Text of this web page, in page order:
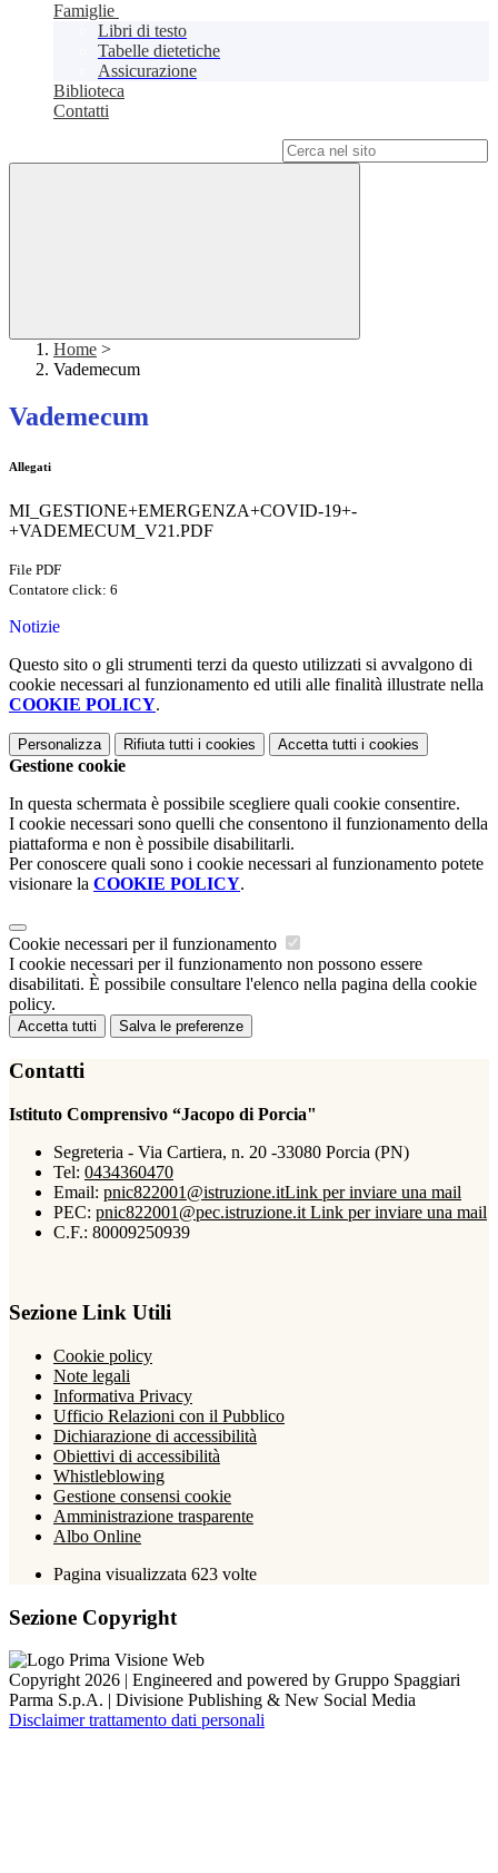
Famiglie
Libri di testo
Tabelle dietetiche
Assicurazione
Biblioteca
Contatti
Home >
Vademecum
Vademecum
Allegati
MI_GESTIONE+EMERGENZA+COVID-19+-
+VADEMECUM_V21.PDF
File PDF
Contatore click: 6
Notizie
Questo sito o gli strumenti terzi da questo utilizzati si avvalgono di
cookie necessari al funzionamento ed utili alle finalità illustrate nella
COOKIE POLICY.
Personalizza Rifiuta tutti i cookies Accetta tutti i cookies
Gestione cookie
In questa schermata è possibile scegliere quali cookie consentire.
I cookie necessari sono quelli che consentono il funzionamento della
piattaforma e non è possibile disabilitarli.
Per conoscere quali sono i cookie necessari al funzionamento potete
visionare la COOKIE POLICY.
Cookie necessari per il funzionamento
I cookie necessari per il funzionamento non possono essere
disabilitati. È possibile consultare l'elenco nella pagina della cookie
policy.
Accetta tutti Salva le preferenze
Contatti
Istituto Comprensivo “Jacopo di Porcia"
Segreteria - Via Cartiera, n. 20 -33080 Porcia (PN)
Tel: 0434360470
Email: pnic822001@istruzione.itLink per inviare una mail
PEC: pnic822001@pec.istruzione.it Link per inviare una mail
C.F.: 80009250939
Sezione Link Utili
Cookie policy
Note legali
Informativa Privacy
Ufficio Relazioni con il Pubblico
Dichiarazione di accessibilità
Obiettivi di accessibilità
Whistleblowing
Gestione consensi cookie
Amministrazione trasparente
Albo Online
Pagina visualizzata 623 volte
Sezione Copyright
Copyright 2026 | Engineered and powered by Gruppo Spaggiari
Parma S.p.A. | Divisione Publishing & New Social Media
Disclaimer trattamento dati personali